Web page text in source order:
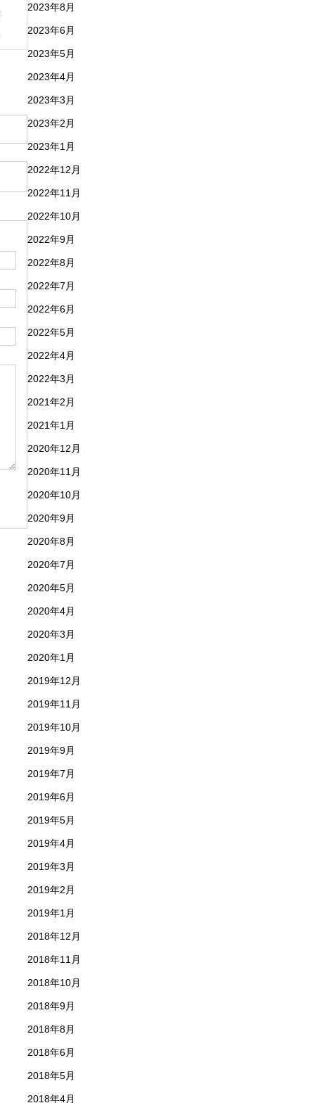
2023年8月
2023年6月
2023年5月
2023年4月
2023年3月
2023年2月
2023年1月
2022年12月
2022年11月
2022年10月
2022年9月
2022年8月
2022年7月
2022年6月
2022年5月
2022年4月
2022年3月
2021年2月
2021年1月
2020年12月
2020年11月
2020年10月
2020年9月
2020年8月
2020年7月
2020年5月
2020年4月
2020年3月
2020年1月
2019年12月
2019年11月
2019年10月
2019年9月
2019年7月
2019年6月
2019年5月
2019年4月
2019年3月
2019年2月
2019年1月
2018年12月
2018年11月
2018年10月
2018年9月
2018年8月
2018年6月
2018年5月
2018年4月